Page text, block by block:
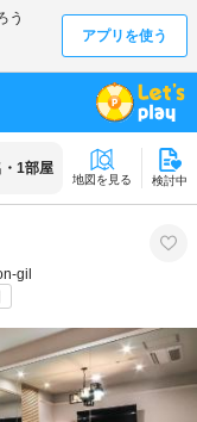
・ 1部屋
地図を見る 検討中
gil